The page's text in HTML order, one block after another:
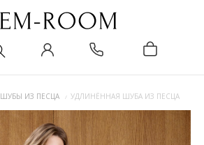
ШУБЫ ИЗ ПЕСЦА УДЛИНЁННАЯ ШУБА ИЗ ПЕСЦА